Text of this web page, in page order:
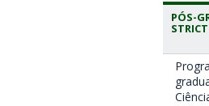
PÓS-